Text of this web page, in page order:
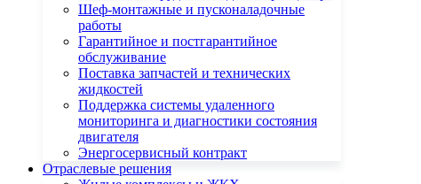
Шеф-монтажные и пусконаладочные
работы
Гарантийное и постгарантийное
обслуживание
Поставка запчастей и технических
жидкостей
Поддержка системы удаленного
мониторинга и диагностики состояния
двигателя
Энергосервисный контракт
Отраслевые решения